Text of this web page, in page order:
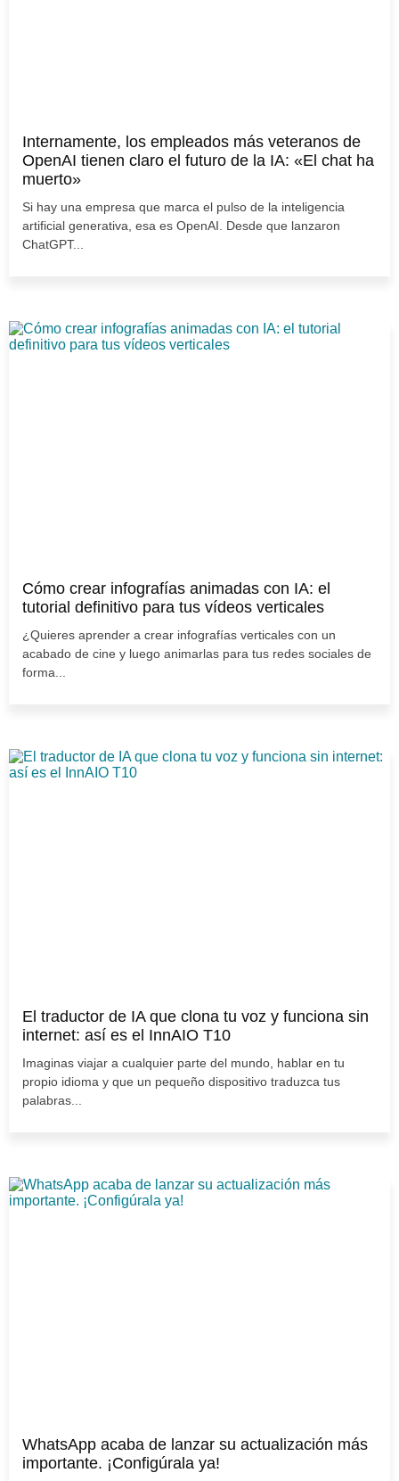
Internamente, los empleados más veteranos de
OpenAI tienen claro el futuro de la IA: «El chat ha
muerto»
Si hay una empresa que marca el pulso de la inteligencia
artificial generativa, esa es OpenAI. Desde que lanzaron
ChatGPT...
Cómo crear infografías animadas con IA: el
tutorial definitivo para tus vídeos verticales
¿Quieres aprender a crear infografías verticales con un
acabado de cine y luego animarlas para tus redes sociales de
forma...
El traductor de IA que clona tu voz y funciona sin
internet: así es el InnAIO T10
Imaginas viajar a cualquier parte del mundo, hablar en tu
propio idioma y que un pequeño dispositivo traduzca tus
palabras...
WhatsApp acaba de lanzar su actualización más
importante. ¡Configúrala ya!